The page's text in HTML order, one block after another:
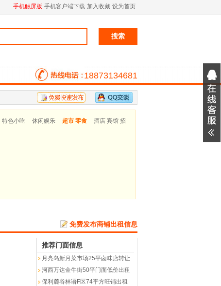
手机触屏版 手机客户端下载 加入收藏 设为首页
18873134681
特色小吃 休闲娱乐 超市 零食
酒店 宾馆 招
免费发布商铺出租信息
推荐门面信息
月亮岛新月菜市场25平卤味店转让
河西万达金牛街50平门面低价出租
保利麓谷林语F区74平方旺铺出租